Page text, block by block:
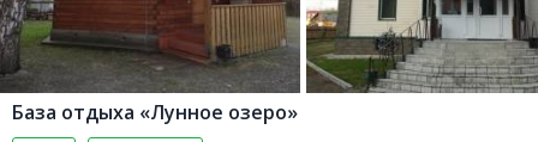
База отдыха «Лунное озеро»